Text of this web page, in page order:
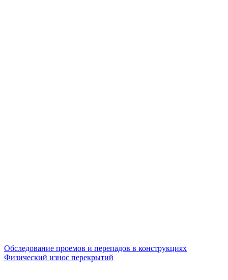
Обследование проемов и перепадов в конструкциях
Физический износ перекрытий